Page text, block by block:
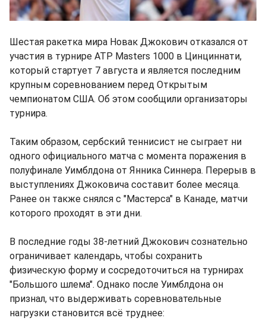
Шестая ракетка мира Новак Джокович отказался от
участия в турнире ATP Masters 1000 в Цинциннати,
который стартует 7 августа и является последним
крупным соревнованием перед Открытым
чемпионатом США. Об этом сообщили организаторы
турнира.
Таким образом, сербский теннисист не сыграет ни
одного официального матча с момента поражения в
полуфинале Уимблдона от Янника Синнера. Перерыв в
выступлениях Джоковича составит более месяца.
Ранее он также снялся с "Мастерса" в Канаде, матчи
которого проходят в эти дни.
В последние годы 38-летний Джокович сознательно
ограничивает календарь, чтобы сохранить
физическую форму и сосредоточиться на турнирах
"Большого шлема". Однако после Уимблдона он
признал, что выдерживать соревновательные
нагрузки становится всё труднее: